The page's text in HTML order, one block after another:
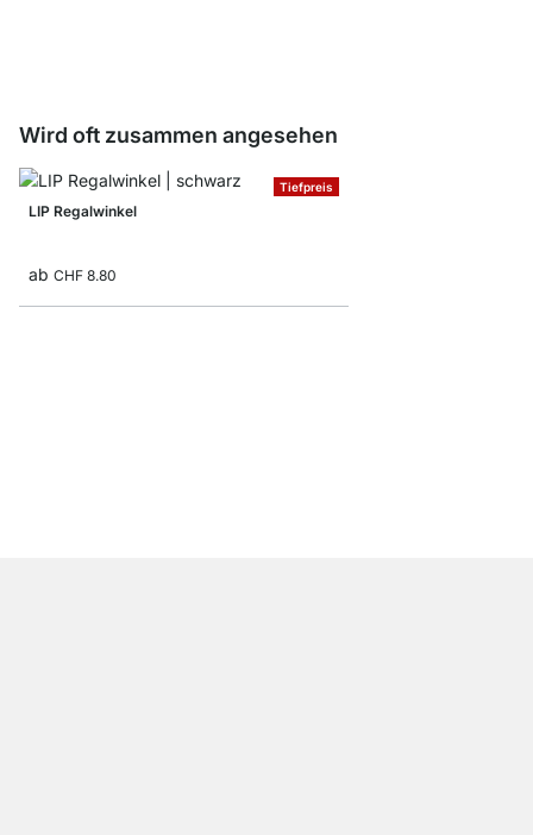
Wird oft zusammen angesehen
Tiefpreis
LIP Regalwinkel
ab CHF 8.80